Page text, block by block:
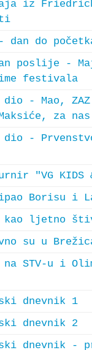
iz
- dan do
dan poslije -
festivala
1. dio - Mao,
za
2. dio -
"VG KIDS &
Borisu i
kao ljetno
su u
na STV-u i
dnevnik 1
dnevnik 2
dnevnik